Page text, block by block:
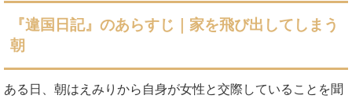
『違国日記』のあらすじ｜家を飛び出してしまう
朝
ある日、朝はえみりから自身が女性と交際していることを聞